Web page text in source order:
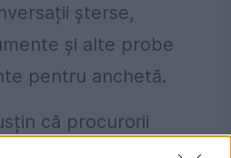
șterse,
și alte probe
pentru anchetă.
că procurorii
în detaliu